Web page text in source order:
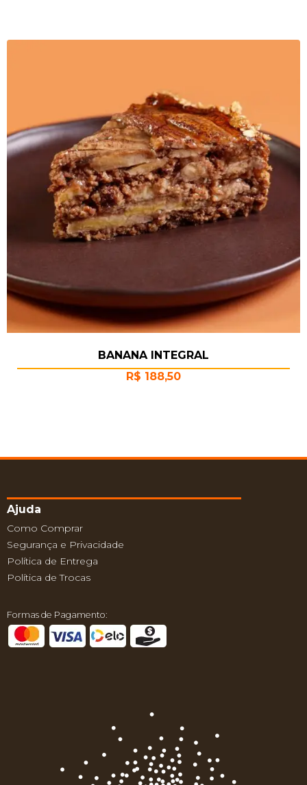
BANANA INTEGRAL
R$ 188,50
Ajuda
Como Comprar
Segurança e Privacidade
Política de Entrega
Política de Trocas
Formas de Pagamento: